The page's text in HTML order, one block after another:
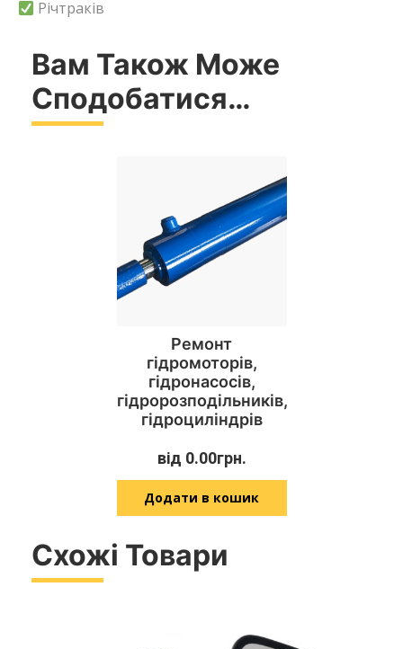
Річтраків
Вам Також Може
Сподобатися…
Ремонт
гідромоторів,
гідронасосів,
гідророзподільників,
гідроциліндрів
від 0.00грн.
Додати в кошик
Схожі Товари